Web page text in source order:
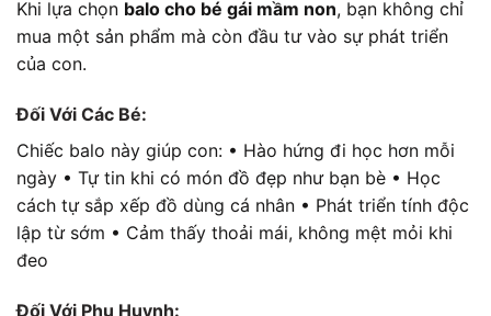
Khi lựa chọn balo cho bé gái mầm non, bạn không chỉ
mua một sản phẩm mà còn đầu tư vào sự phát triển
của con.
Đối Với Các Bé:
Chiếc balo này giúp con: • Hào hứng đi học hơn mỗi
ngày • Tự tin khi có món đồ đẹp như bạn bè • Học
cách tự sắp xếp đồ dùng cá nhân • Phát triển tính độc
lập từ sớm • Cảm thấy thoải mái, không mệt mỏi khi
đeo
Đối Với Phụ Huynh: